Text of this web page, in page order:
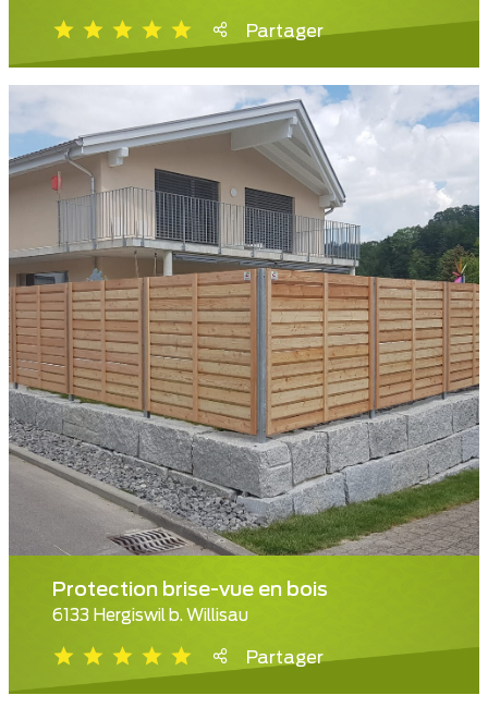
Partager
Protection brise-vue en bois
6133 Hergiswil b. Willisau
Partager